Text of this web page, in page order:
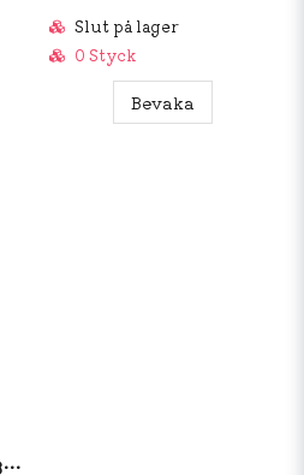
Slut på lager
0 Styck
Bevaka
One Piece OP01-078 Boa Hancock Alternate Art - PSA10